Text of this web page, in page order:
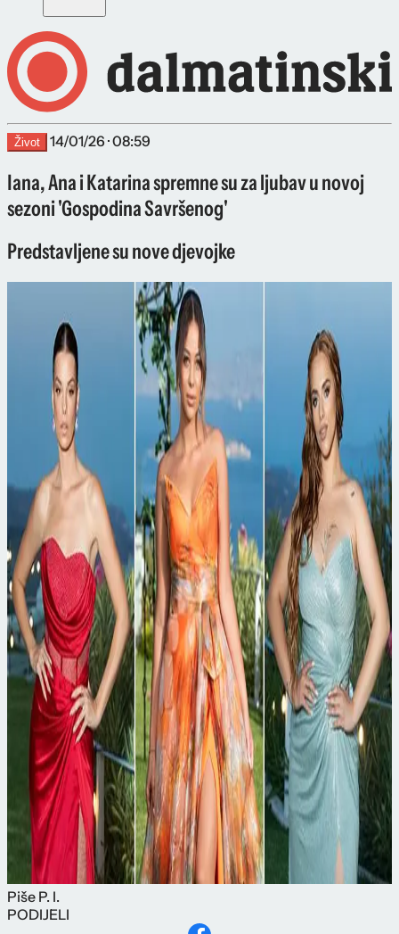
Život 14/01/26 · 08:59
Iana, Ana i Katarina spremne su za ljubav u novoj
sezoni 'Gospodina Savršenog'
Predstavljene su nove djevojke
Piše P. I.
PODIJELI